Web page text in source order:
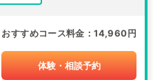
おすすめコース料金 14,960円
体験・相談予約